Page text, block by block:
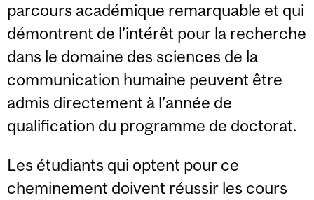
parcours académique remarquable et qui
démontrent de l’intérêt pour la recherche
dans le domaine des sciences de la
communication humaine peuvent être
admis directement à l’année de
qualification du programme de doctorat.
Les étudiants qui optent pour ce
cheminement doivent réussir les cours